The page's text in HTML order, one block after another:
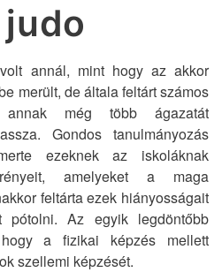
annál, mint hogy az akkor
merült, de általa feltárt számos
még több ágazatát
Gondos tanulmányozás
ezeknek az iskoláknak
amelyeket a maga
feltárta ezek hiányosságait
pótolni. Az egyik legdöntőbb
a fizikai képzés mellett
szellemi képzését.